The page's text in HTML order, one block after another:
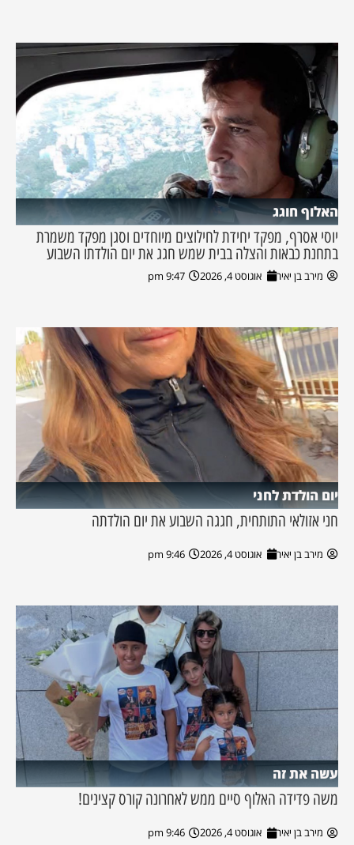
האלוף חוגג
יוסי אסרף, מפקד יחידת לחילוצים מיוחדים וסגן מפקד משמרת
בתחנת כבאות והצלה בבית שמש חגג את יום הולדתו השבוע
מירב בן יאיר אוגוסט 4, 2026 9:47 pm
יום הולדת לחני
חני אזולאי התותחית, חגגה השבוע את יום הולדתה
מירב בן יאיר אוגוסט 4, 2026 9:46 pm
עשה את זה
משה פדידה האלוף סיים ממש לאחרונה קורס קצינים!
מירב בן יאיר אוגוסט 4, 2026 9:46 pm